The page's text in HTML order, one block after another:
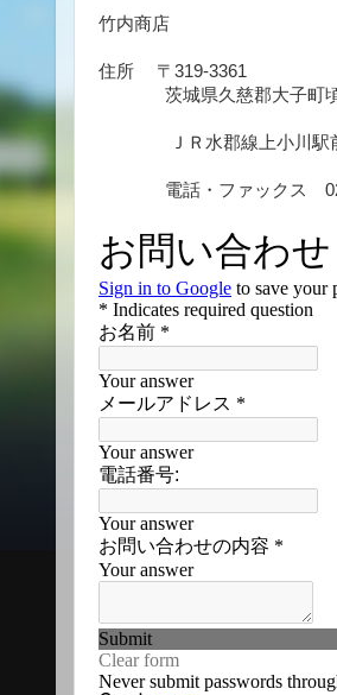
竹内商店
住所 〒319-3361
茨城県久慈郡大子町頃
ＪＲ水郡線上小川駅
電話・ファックス